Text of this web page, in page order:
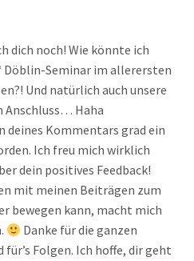
dich noch! Wie könnte ich
Döblin-Seminar im allerersten
Und natürlich auch unsere
Anschluss… Haha
deines Kommentars grad ein
Ich freu mich wirklich
dein positives Feedback!
mit meinen Beiträgen zum
bewegen kann, macht mich
Danke für die ganzen
Folgen. Ich hoffe, dir geht